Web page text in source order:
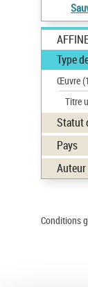
Type
Œuvre
Titre
Statut
Pays
Conditions